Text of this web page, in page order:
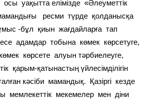
осы уақытта елімізде «Әлеуметтік
ресми түрде қолданысқа
-бұл қиын жағдайларға тап
адамдар тобына көмек көрсетуге,
көрсете алуын тәрбиелеуге,
қарым-қатынастың үйлесімділігін
кәсіби мамандық. Қазіргі кезде
мемлекеттік мекемелер мен діни